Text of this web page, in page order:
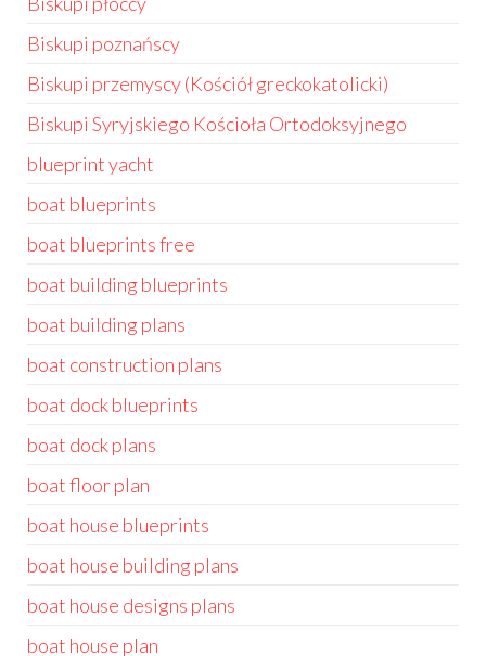
Biskupi poznańscy
Biskupi przemyscy (Kościół greckokatolicki)
Biskupi Syryjskiego Kościoła Ortodoksyjnego
blueprint yacht
boat blueprints
boat blueprints free
boat building blueprints
boat building plans
boat construction plans
boat dock blueprints
boat dock plans
boat floor plan
boat house blueprints
boat house building plans
boat house designs plans
boat house plan